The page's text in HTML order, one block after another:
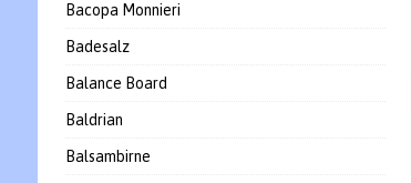
Bacopa Monnieri
Badesalz
Balance Board
Baldrian
Balsambirne